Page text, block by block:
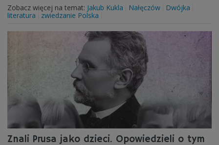
Zobacz więcej na temat: Jakub Kukla Nałęczów
Dwójka
literatura
zwiedzanie Polska
Znali Prusa jako dzieci. Opowiedzieli o tym